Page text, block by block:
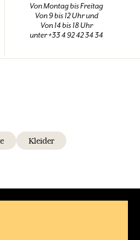
Von Montag bis Freitag
Von 9 bis 12 Uhr und
Von 14 bis 18 Uhr
unter +33 4 92 42 34 34
Kleider